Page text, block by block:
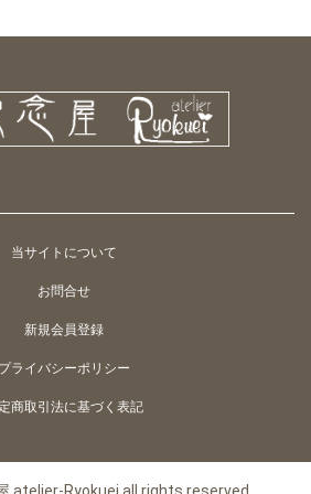
当サイトについて
お問合せ
新規会員登録
プライバシーポリシー
商取引法に基づく表記